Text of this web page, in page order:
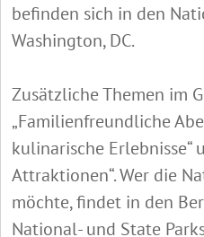
befinden sich in den
Washington, DC.
Zusätzliche Themen im
„Familienfreundliche
kulinarische Erlebnisse“
Attraktionen“. Wer die
möchte, findet in den
National- und State